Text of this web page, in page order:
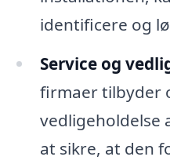
identificere og
Service og
firmaer tilbyder
at sikre, at den